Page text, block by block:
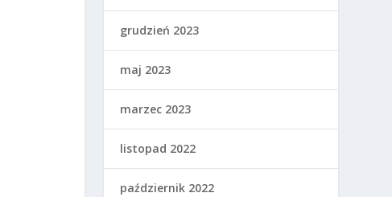
grudzień 2023
maj 2023
marzec 2023
listopad 2022
październik 2022